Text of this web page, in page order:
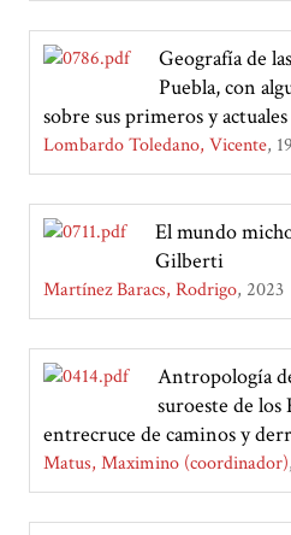
Geografía de
Puebla, con
sobre sus primeros y
Lombardo Toledano, Vicente
El mundo
Gilberti
Martínez Baracs, Rodrigo 2023
Antropología
suroeste de los
entrecruce de caminos y
Matus, Maximino (coordinador)